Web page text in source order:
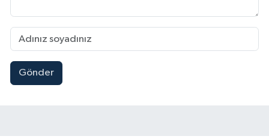
Gönder